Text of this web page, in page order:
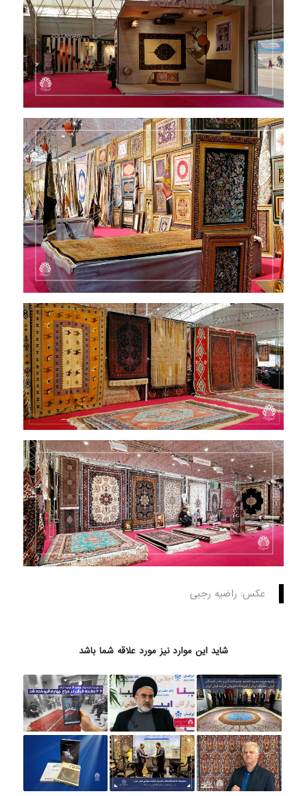
عکس: راضیه رجبی
شاید این موارد نیز مورد علاقه شما باشد